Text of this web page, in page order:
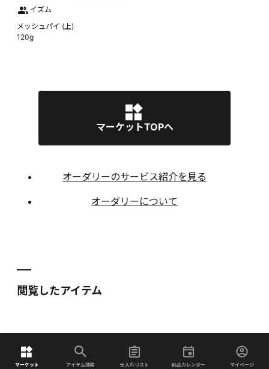
マーケット アイテム検索 仕入れリスト 納品カレンダー マイページ
イズム
メッシュパイ (上)
120g
マーケットTOPへ
オーダリーのサービス紹介を見る
オーダリーについて
閲覧したアイテム